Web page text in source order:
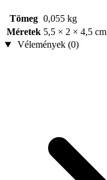
Tömeg 0,055 kg
Méretek 5,5 × 2 × 4,5 cm
Vélemények (0)